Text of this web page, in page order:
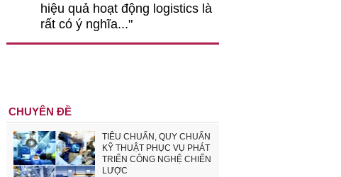
hiệu quả hoạt động logistics là
rất có ý nghĩa..."
CHUYÊN ĐỀ
TIÊU CHUẨN, QUY CHUẨN
KỸ THUẬT PHỤC VỤ PHÁT
TRIỂN CÔNG NGHỆ CHIẾN
LƯỢC